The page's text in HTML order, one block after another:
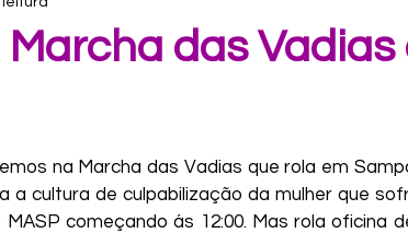
Jamille Nunes Juliani Damasceno
das Vadias
na Marcha das Vadias que rola em
a cultura de culpabilização da mulher que
começando ás 12:00. Mas rola oficina